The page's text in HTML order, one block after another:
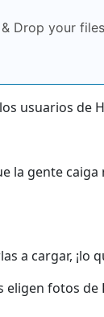
Drop your
usuarios
la gente
a cargar, ¡lo
fotos